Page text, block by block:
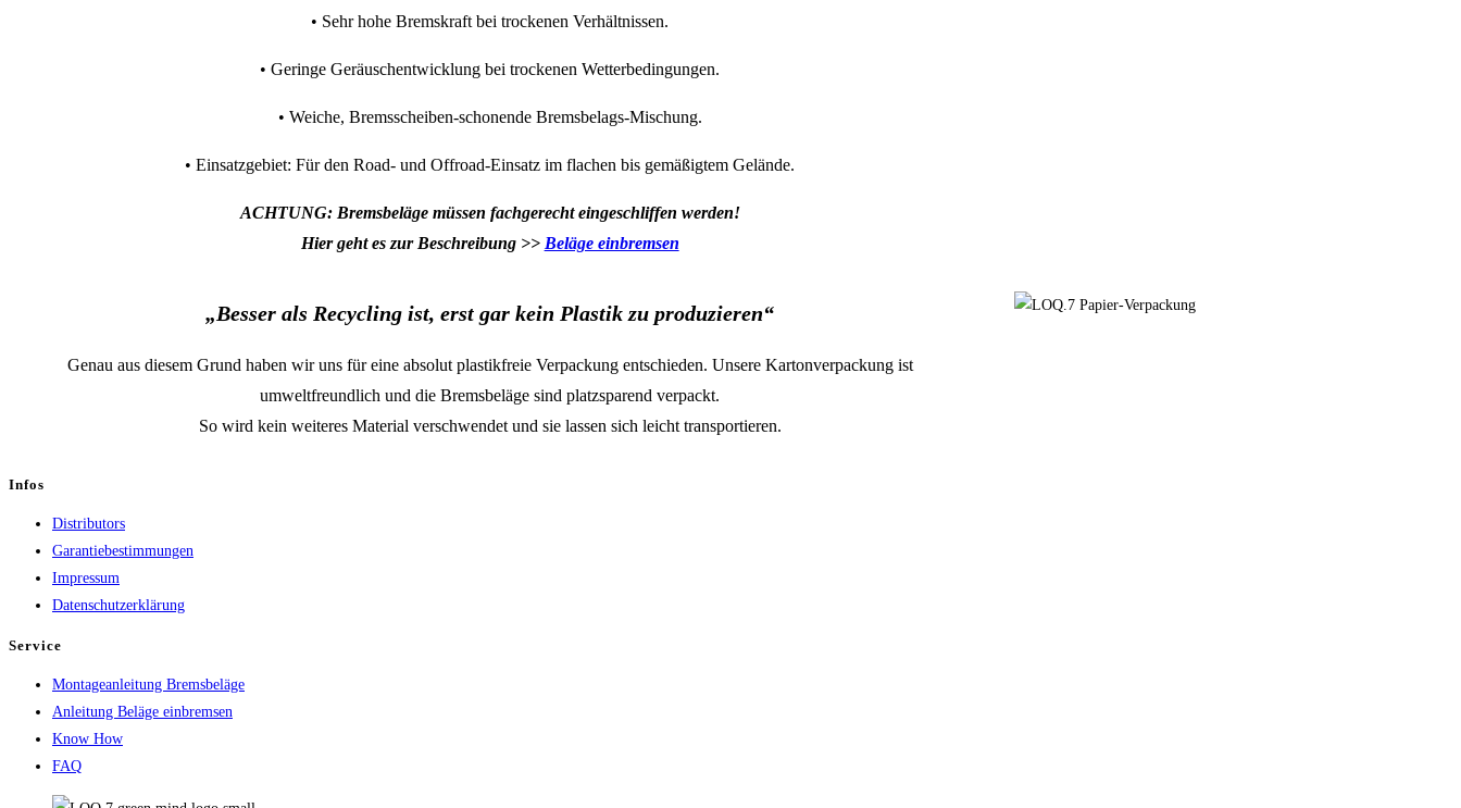
• Sehr hohe Bremskraft bei trockenen Verhältnissen.
• Geringe Geräuschentwicklung bei trockenen Wetterbedingungen.
• Weiche, Bremsscheiben-schonende Bremsbelags-Mischung.
• Einsatzgebiet:Für den Road- und Offroad-Einsatz im flachen bis gemäßigtem Gelände.
ACHTUNG: Bremsbeläge müssen fachgerecht eingeschliffen werden!
Hier geht es zur Beschreibung >> Beläge einbremsen
„Besser als Recycling ist, erst gar kein Plastik zu produzieren“
Genau aus diesem Grund haben wir uns für eine absolut plastikfreie Verpackung entschieden. Unsere Kartonverpackung ist
umweltfreundlich und die Bremsbeläge sind platzsparend verpackt.
So wird kein weiteres Material verschwendet und sie lassen sich leicht transportieren.
Infos
Distributors
Garantiebestimmungen
Impressum
Datenschutzerklärung
Service
Montageanleitung Bremsbeläge
Anleitung Beläge einbremsen
Know How
FAQ